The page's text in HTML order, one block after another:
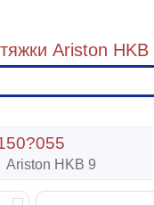
Ariston
Ariston HKB 9